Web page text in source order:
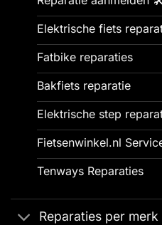
Elektrische fiets
Fatbike reparaties
Bakfiets reparatie
Elektrische step
Fietsenwinkel.nl
Tenways Reparaties
Reparaties per merk